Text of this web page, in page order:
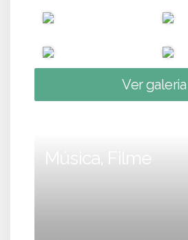
Ver galeria
Música, Filme